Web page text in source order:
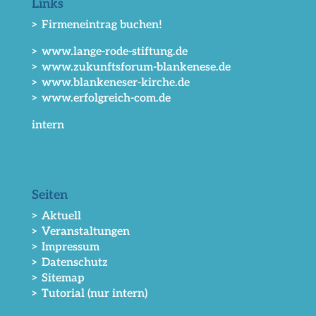
Links
> Firmeneintrag buchen!
> www.lange-rode-stiftung.de
> www.zukunftsforum-blankenese.de
> www.blankeneser-kirche.de
> www.erfolgreich-com.de
intern
Seiten
> Aktuell
> Veranstaltungen
> Impressum
> Datenschutz
> Sitemap
> Tutorial (nur intern)